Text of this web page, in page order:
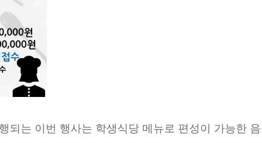
되는 이번 행사는 학생식당 메뉴로 편성이 가능한